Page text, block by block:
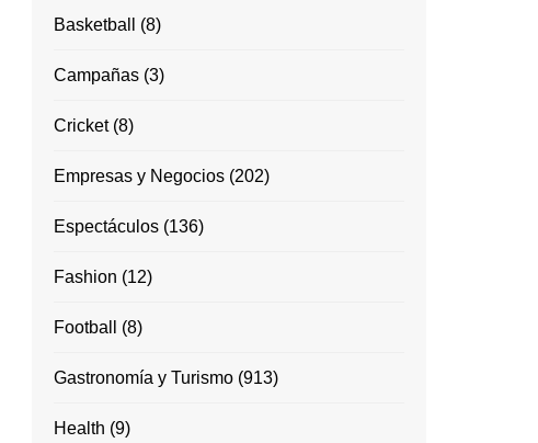
Basketball (8)
Campañas (3)
Cricket(8)
Empresas y Negocios (202)
Espectáculos (136)
Fashion (12)
Football (8)
Gastronomía y Turismo (913)
Health (9)